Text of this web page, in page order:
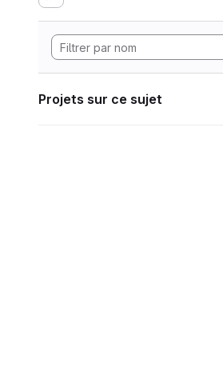
Projets sur ce sujet